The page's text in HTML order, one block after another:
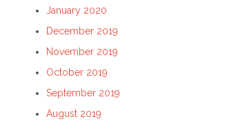
January 2020
December 2019
November 2019
October 2019
September 2019
August 2019